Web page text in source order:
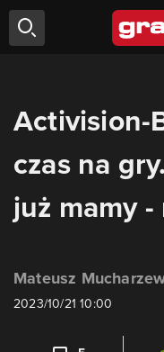
Activision-
czas na
już mamy
Mateusz
2023/10/21 10:00